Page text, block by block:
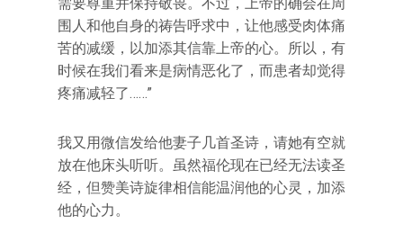
围人和他自身的祷告呼求中，让他感受肉体痛
苦的减缓，以加添其信靠上帝的心。所以，有
时候在我们看来是病情恶化了，而患者却觉得
疼痛减轻了……”
我又用微信发给他妻子几首圣诗，请她有空就
放在他床头听听。虽然福伦现在已经无法读圣
经，但赞美诗旋律相信能温润他的心灵，加添
他的心力。